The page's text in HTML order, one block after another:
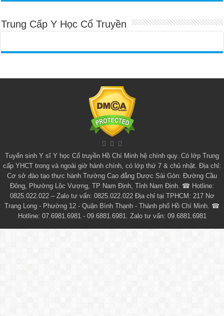
Trung Cấp Y Học Cổ Truyền
Tuyển sinh Y sĩ Y học Cổ truyền Hồ Chí Minh hệ chính quy. Có lớp Trung
cấp YHCT trong và ngoài giờ hành chính, có lớp thứ 7 & chủ nhật. Địa chỉ:
Cơ sở đào tạo thực hành Trường Cao đẳng Dược Sài Gòn: Đường Cầu
Đông, Phường Lộc Vượng, TP Nam Định, Tỉnh Nam Định. ☎ Hotline:
0825.022.022 – Zalo tư vấn: 0825.022.022 Địa chỉ tại TPHCM: 217 Nơ
Trang Long - Phường 12 - Quận Bình Thạnh - Thành phố Hồ Chí Minh. ☎
Hotline: 07.6981.6981 - 09.6881.6981. Zalo tư vấn: 09.6881.6981